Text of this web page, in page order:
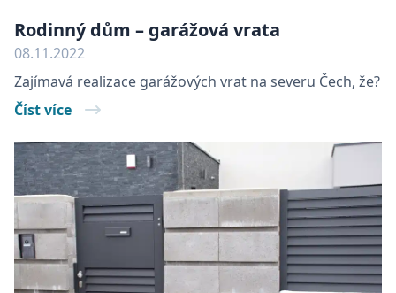
Rodinný dům – garážová vrata
08.11.2022
Zajímavá realizace garážových vrat na severu Čech, že?
Číst více